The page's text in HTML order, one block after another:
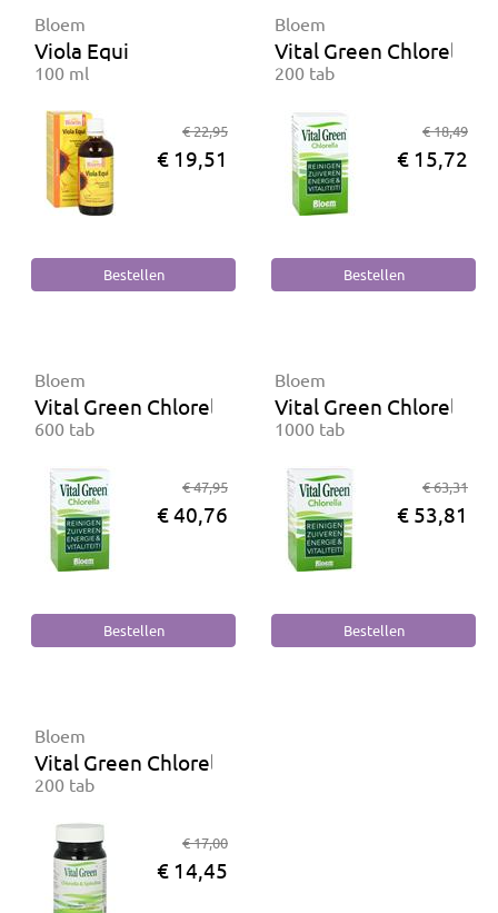
Bloem
Viola Equi
100 ml
€ 22,95
€ 19,51
Bloem
Vital Green Chlorella
200 tab
€ 18,49
€ 15,72
Bloem
Vital Green Chlorella
600 tab
€ 47,95
€ 40,76
Bloem
Vital Green Chlorella
1000 tab
€ 63,31
€ 53,81
Bloem
Vital Green Chlorella & Spirulina
200 tab
€ 17,00
€ 14,45